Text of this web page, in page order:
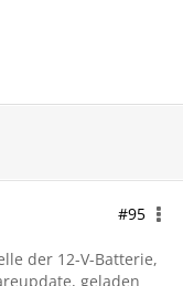
#95
der 12-V-Batterie,
geladen